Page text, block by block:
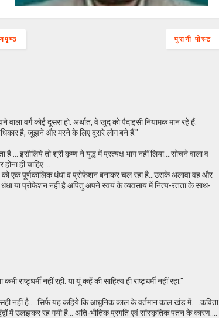
पुरानी पोस्ट
वर्ग कोई दूसरा हो. अर्थात, वे खुद को पैदाइसी नियामक मान रहे हैं.
है, जूझने और मरने के लिए दूसरे लोग बने हैं."
... इसीलिये तो श्री कृष्ण ने युद्ध में प्रत्यक्ष भाग नहीं लिया....सोचने वाला व
ही चाहिए ...
को एक पूर्णकालिक धंधा व प्रोफेशन बनाकर चल रहा है...उसके अलावा वह और
धंधा या प्रोफेशन नहीं है अपितु अपने स्वयं के व्यवसाय में नित्य-रतता के साथ-
नहीं रही. या यूं कहें की साहित्य ही राष्ट्र्धर्मी नहीं रहा."
नहीं है.....सिर्फ यह कहिये कि आधुनिक काल के वर्तमान काल खंड में... .कविता
में उलझकर रह गयी है... अति-भौतिक प्रगति एवं सांस्कृतिक पतन के कारण....